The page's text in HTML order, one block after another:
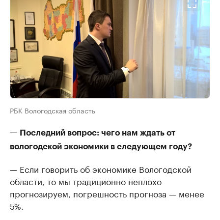
РБК Вологодская область
— Последний вопрос: чего нам ждать от
вологодской экономики в следующем году?
— Если говорить об экономике Вологодской
области, то мы традиционно неплохо
прогнозируем, погрешность прогноза — менее
5%.